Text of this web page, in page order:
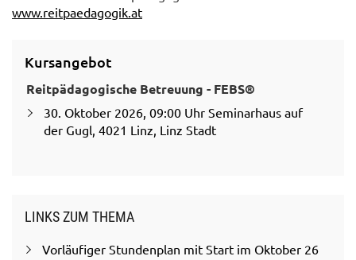
www.reitpaedagogik.at
Kursangebot
Reitpädagogische Betreuung - FEBS®
30. Oktober 2026, 09:00 Uhr Seminarhaus auf
der Gugl, 4021 Linz, Linz Stadt
LINKS ZUM THEMA
Vorläufiger Stundenplan mit Start im Oktober 26